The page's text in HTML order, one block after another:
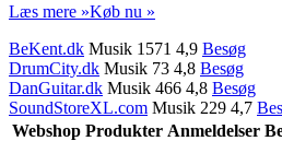
Læs mere »Køb nu »
BeKent.dk Musik 1571 4,9 Besøg
DrumCity.dk Musik 73 4,8 Besøg
DanGuitar.dk Musik 466 4,8 Besøg
SoundStoreXL.com Musik 229 4,7
Webshop Produkter Anmeldelser